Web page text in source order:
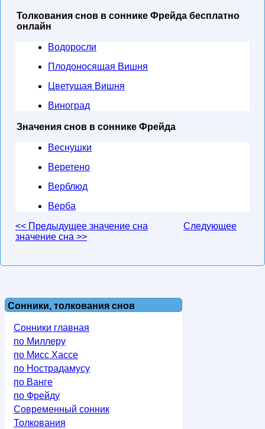
Толкования снов в соннике Фрейда бесплатно
онлайн
Водоросли
Плодоносящая Вишня
Цветущая Вишня
Виноград
Значения снов в соннике Фрейда
Веснушки
Веретено
Верблюд
Верба
<< Предыдущее значение сна
Следующее
значение сна >>
Сонники, толкования снов
Сонники главная
по Миллеру
по Мисс Хассе
по Нострадамусу
по Ванге
по Фрейду
Современный сонник
Толкования